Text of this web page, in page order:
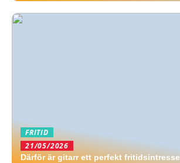
FRITID
21/05/2026
Därför är gitarr ett perfekt fritidsintresse